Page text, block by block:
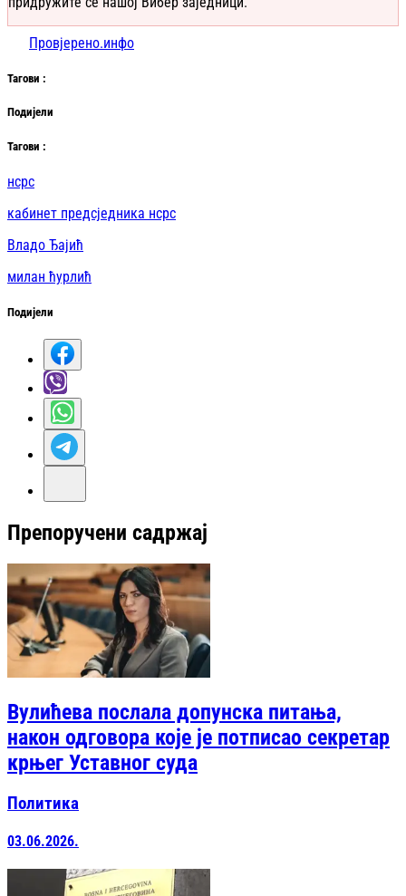
Провјерено.инфо
Тагови :
Подијели
Тагови :
нсрс
кабинет предсједника нсрс
Владо Ђајић
милан ћурлић
Подијели
Препоручени садржај
Вулићева послала допунска питања,
након одговора које је потписао секретар
крњег Уставног суда
Политика
03.06.2026.